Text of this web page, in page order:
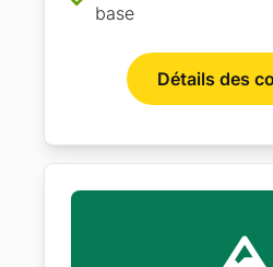
base
Détails des